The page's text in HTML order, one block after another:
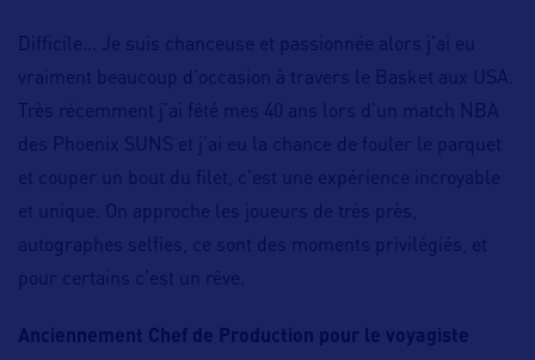
Difficile… Je suis chanceuse et passionnée alors j’ai eu
vraiment beaucoup d’occasion à travers le Basket aux USA.
Très récemment j’ai fêté mes 40 ans lors d’un match NBA
des Phoenix SUNS et j’ai eu la chance de fouler le parquet
et couper un bout du filet, c’est une expérience incroyable
et unique. On approche les joueurs de très près,
autographes selfies, ce sont des moments privilégiés, et
pour certains c’est un rêve.
Anciennement Chef de Production pour le voyagiste